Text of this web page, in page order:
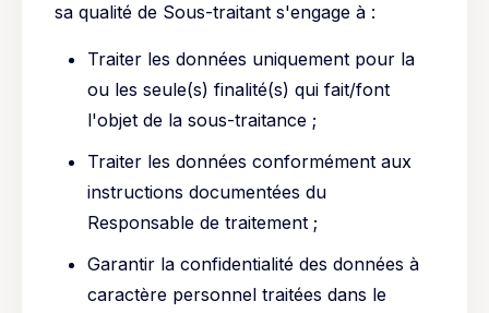
sa qualité de Sous-traitant s'engage à :
Traiter les données uniquement pour la
ou les seule(s) finalité(s) qui fait/font
l'objet de la sous-traitance ;
Traiter les données conformément aux
instructions documentées du
Responsable de traitement ;
Garantir la confidentialité des données à
caractère personnel traitées dans le